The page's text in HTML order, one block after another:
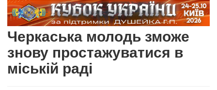
Черкаська молодь зможе
знову простажуватися в
міській раді